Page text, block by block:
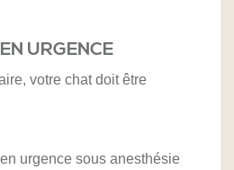
URGENCE
votre chat doit être
urgence sous anesthésie